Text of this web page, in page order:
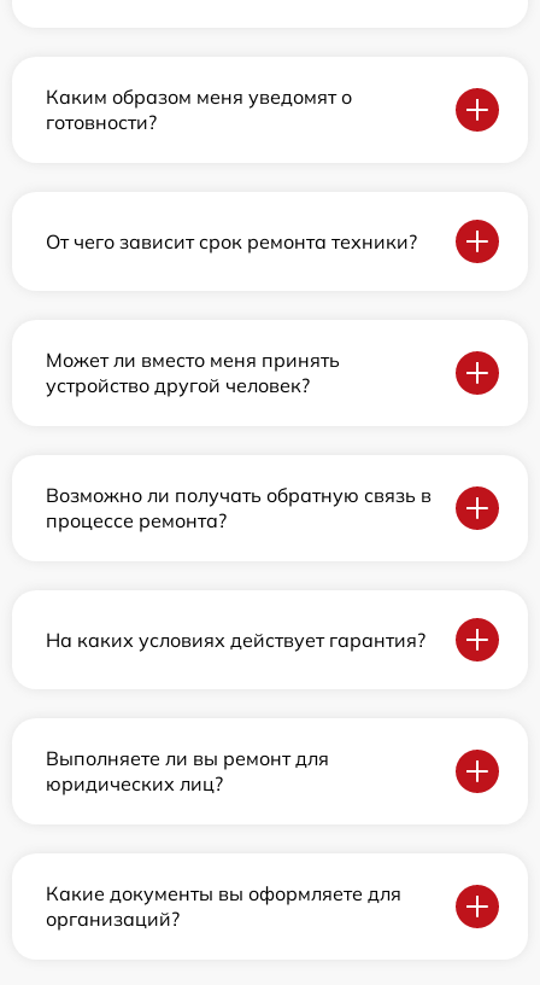
Каким образом меня уведомят о
готовности?
От чего зависит срок ремонта техники?
Может ли вместо меня принять
устройство другой человек?
Возможно ли получать обратную связь в
процессе ремонта?
На каких условиях действует гарантия?
Выполняете ли вы ремонт для
юридических лиц?
Какие документы вы оформляете для
организаций?